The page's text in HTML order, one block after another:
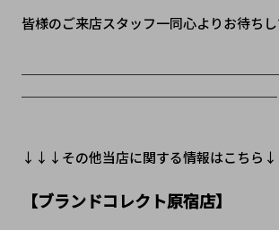
皆様のご来店スタッフ一同心よりお待ちし
↓↓↓その他当店に関する情報はこちら
【ブランドコレクト原宿店】